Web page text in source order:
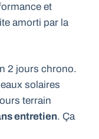
et
amorti par la
2 jours chrono.
solaires
terrain
entretien. Ça